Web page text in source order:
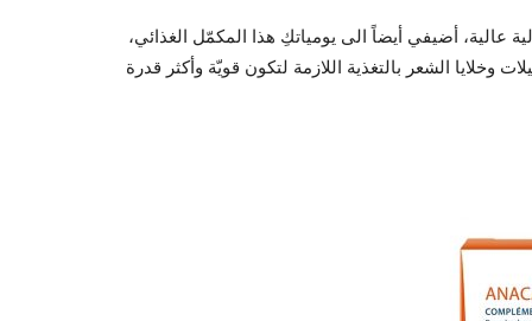
عالية، أضيفي أيضاً الى يومياتكِ هذا المكمّل الغذائي،
وخلايا الشعر بالتغذية اللازمة لتكون قويّة وأكثر قدرة